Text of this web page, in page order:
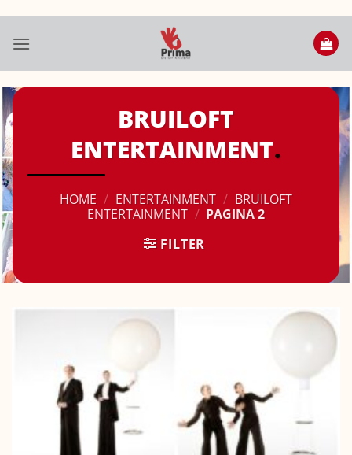
inhoud
BRUILOFT
ENTERTAINMENT
HOME / ENTERTAINMENT / BRUILOFT
ENTERTAINMENT / PAGINA 2
FILTER